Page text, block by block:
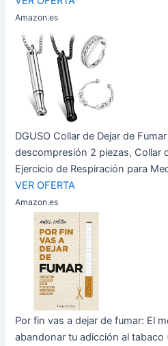
Amazon.es
DGUSO Collar de Dejar de
descompresión 2 piezas, Collar
Ejercicio de Respiración para
VER OFERTA
Amazon.es
Por fin vas a dejar de fumar: El
abandonar tu adicción al tabaco